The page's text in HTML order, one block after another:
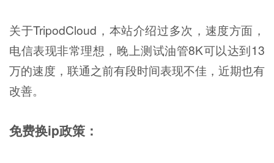
关于TripodCloud，本站介绍过多次，速度方面，
电信表现非常理想，晚上测试油管8K可以达到13
万的速度，联通之前有段时间表现不佳，近期也有
改善。
免费换ip政策：